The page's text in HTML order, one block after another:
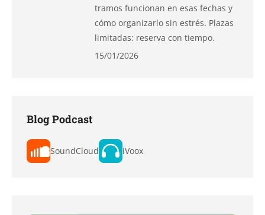
tramos funcionan en esas fechas y
cómo organizarlo sin estrés. Plazas
limitadas: reserva con tiempo.
15/01/2026
Blog Podcast
SoundCloud iVoox